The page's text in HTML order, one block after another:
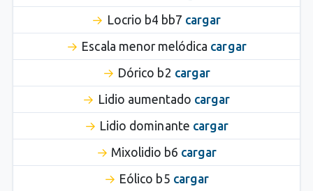
Locrio b4 bb7 cargar
Escala menor melódica cargar
Dórico b2 cargar
Lidio aumentado cargar
Lidio dominante cargar
Mixolidio b6 cargar
Eólico b5 cargar